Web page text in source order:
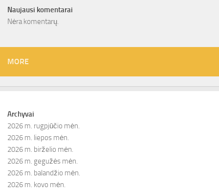
Naujausi komentarai
Nėra komentarų.
MORE
Archyvai
2026 m. rugpjūčio mėn.
2026 m. liepos mėn.
2026 m. birželio mėn.
2026 m. gegužės mėn.
2026 m. balandžio mėn.
2026 m. kovo mėn.